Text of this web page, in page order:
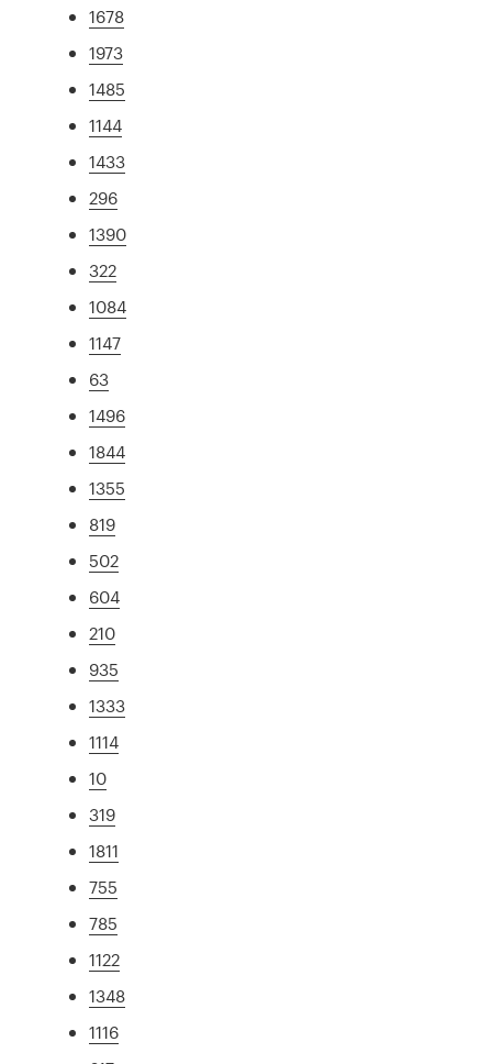
1678
1973
1485
1144
1433
296
1390
322
1084
1147
63
1496
1844
1355
819
502
604
210
935
1333
1114
10
319
1811
755
785
1122
1348
1116